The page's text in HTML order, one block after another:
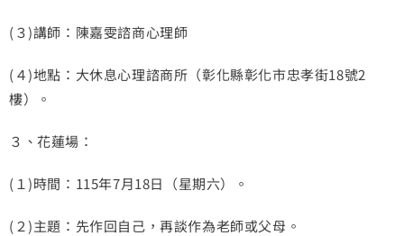
(３)講師：陳嘉雯諮商心理師
(４)地點：大休息心理諮商所（彰化縣彰化市忠孝街18號2
樓）。
３、花蓮場：
(１)時間：115年7月18日（星期六）。
(２)主題：先作回自己，再談作為老師或父母。